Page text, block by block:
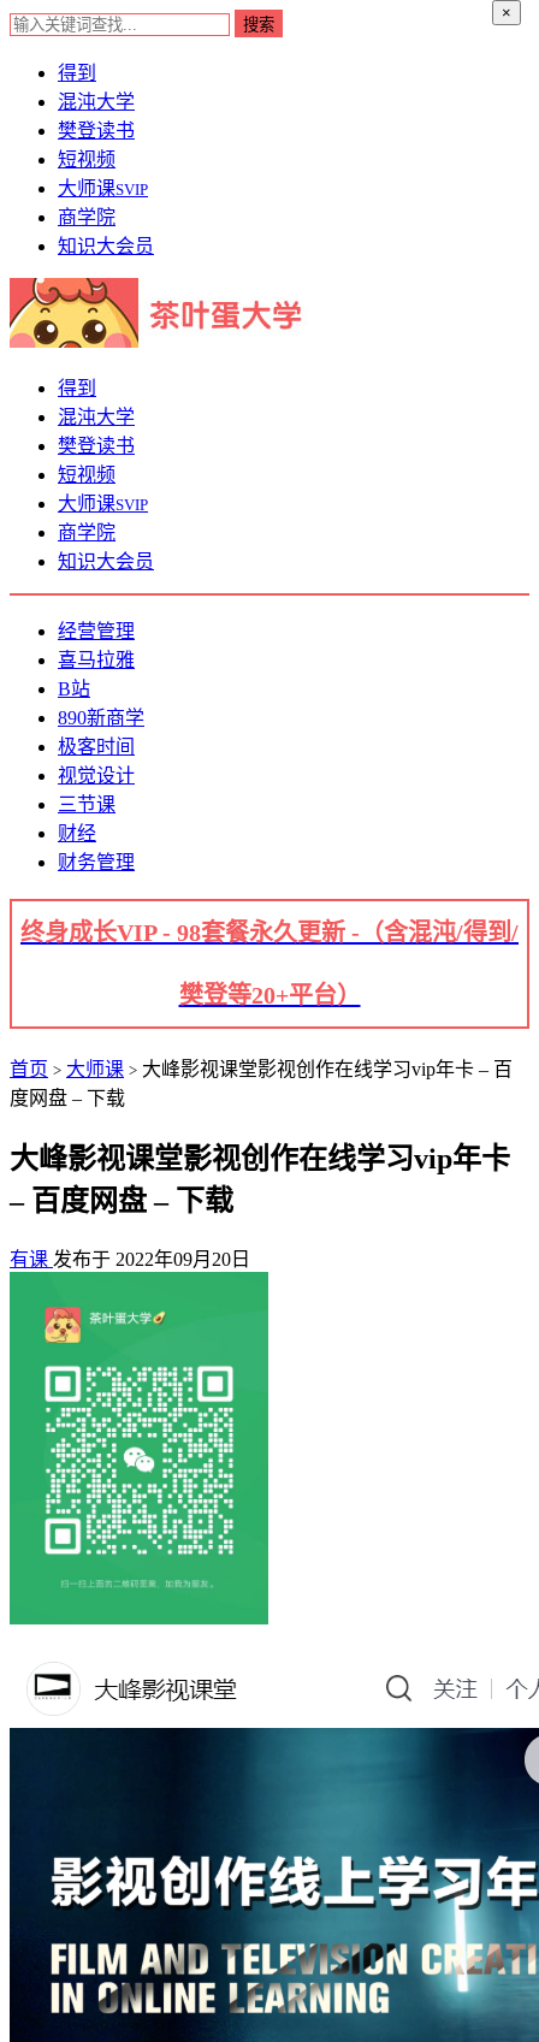
×
得到
混沌大学
樊登读书
短视频
大师课SVIP
商学院
知识大会员
得到
混沌大学
樊登读书
短视频
大师课SVIP
商学院
知识大会员
经营管理
喜马拉雅
B站
890新商学
极客时间
视觉设计
三节课
财经
财务管理
终身成长VIP - 98套餐永久更新 -（含混沌/得到/
樊登等20+平台）
首页 > 大师课 > 大峰影视课堂影视创作在线学习vip年卡 – 百
度网盘 – 下载
大峰影视课堂影视创作在线学习vip年卡
– 百度网盘 – 下载
有课 发布于 2022年09月20日